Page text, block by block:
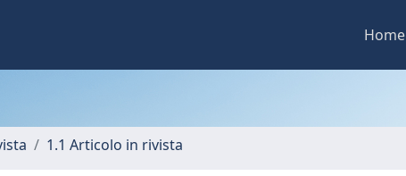
Home
1.1 Articolo in rivista